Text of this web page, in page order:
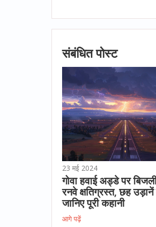
संबंधित पोस्ट
23 मई 2024
गोवा हवाई अड्डे पर
रनवे क्षतिग्रस्त, छह उड़ानें
जानिए पूरी कहानी
आगे पढ़ें